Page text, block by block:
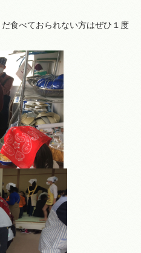
食べておられない方はぜひ１度